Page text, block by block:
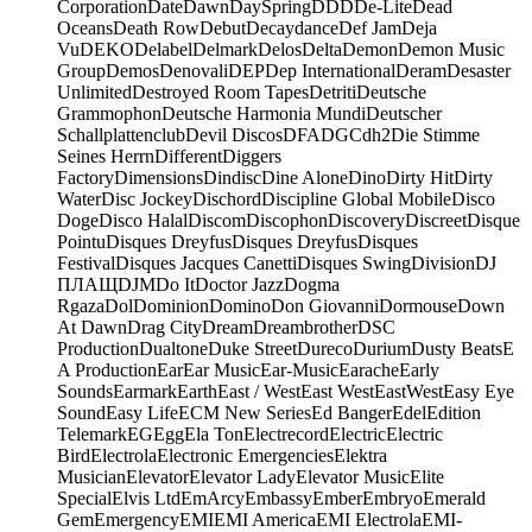
CorporationDateDawnDaySpringDDDDe-LiteDead
OceansDeath RowDebutDecaydanceDef JamDeja
VuDEKODelabelDelmarkDelosDeltaDemonDemon Music
GroupDemosDenovaliDEPDep InternationalDeramDesaster
UnlimitedDestroyed Room TapesDetritiDeutsche
GrammophonDeutsche Harmonia MundiDeutscher
SchallplattenclubDevil DiscosDFADGCdh2Die Stimme
Seines HerrnDifferentDiggers
FactoryDimensionsDindiscDine AloneDinoDirty HitDirty
WaterDisc JockeyDischordDiscipline Global MobileDisco
DogeDisco HalalDiscomDiscophonDiscoveryDiscreetDisque
PointuDisques DreyfusDisques DreyfusDisques
FestivalDisques Jacques CanettiDisques SwingDivisionDJ
ПЛАЩDJMDo ItDoctor JazzDogma
RgazaDolDominionDominoDon GiovanniDormouseDown
At DawnDrag CityDreamDreambrotherDSC
ProductionDualtoneDuke StreetDurecoDuriumDusty BeatsE
A ProductionEarEar MusicEar-MusicEaracheEarly
SoundsEarmarkEarthEast / WestEast WestEastWestEasy Eye
SoundEasy LifeECM New SeriesEd BangerEdelEdition
TelemarkEGEggEla TonElectrecordElectricElectric
BirdElectrolaElectronic EmergenciesElektra
MusicianElevatorElevator LadyElevator MusicElite
SpecialElvis LtdEmArcyEmbassyEmberEmbryoEmerald
GemEmergencyEMIEMI AmericaEMI ElectrolaEMI-